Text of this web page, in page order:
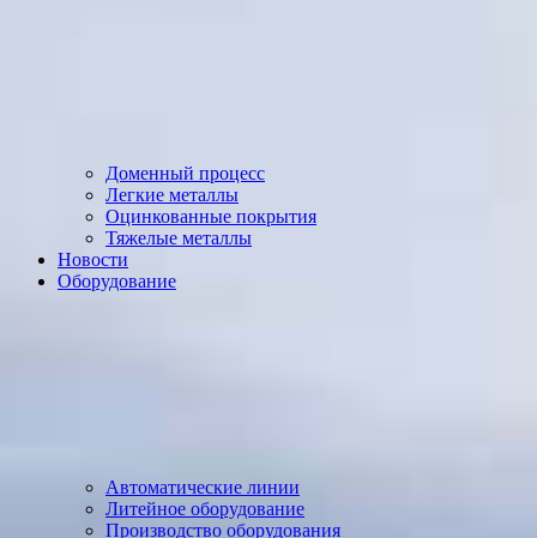
Доменный процесс
Легкие металлы
Оцинкованные покрытия
Тяжелые металлы
Новости
Оборудование
Автоматические линии
Литейное оборудование
Производство оборудования